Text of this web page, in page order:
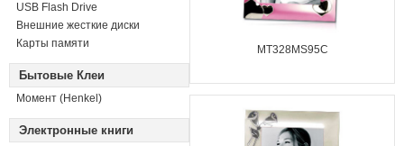
USB Flash Drive
Внешние жесткие диски
Карты памяти
Бытовые Клеи
Момент (Henkel)
Электронные книги
MT328MS95C